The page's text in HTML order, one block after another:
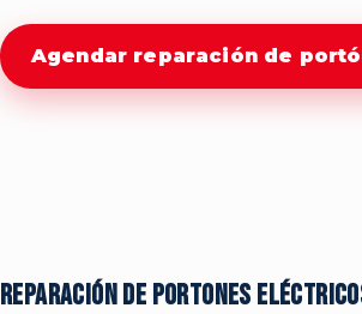
Agendar reparación de
Reparación de portones